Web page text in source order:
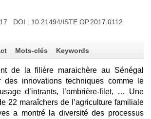
DOI : 10.21494/ISTE.OP.2017.0112
Mots-clés Keywords
de la filière maraichère au Sénégal
des innovations techniques comme le
d’intrants, l’ombrière-filet, … Une
22 maraîchers de l’agriculture familiale
a montré la diversité des processus